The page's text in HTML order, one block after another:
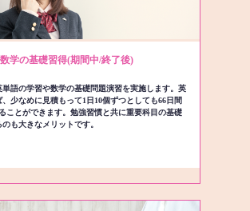
学の基礎習得(期間中/終了後)
単語の学習や数学の基礎問題演習を実施します。英
少なめに見積もって1日10個ずつとしても66日間
ことができます。勉強習慣と共に重要科目の基礎
も大きなメリットです。